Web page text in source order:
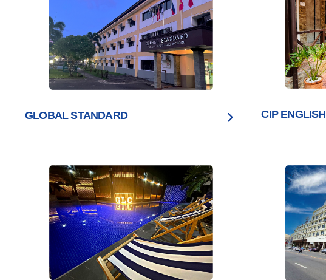
GLOBAL STANDARD CIP ENGLISH